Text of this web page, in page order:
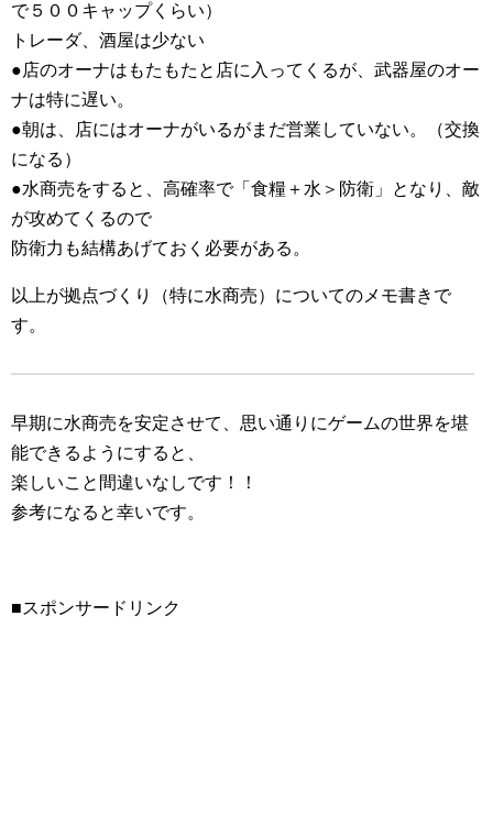
で５００キャップくらい）
トレーダ、酒屋は少ない
●店のオーナはもたもたと店に入ってくるが、武器屋のオー
ナは特に遅い。
●朝は、店にはオーナがいるがまだ営業していない。（交換
になる）
●水商売をすると、高確率で「食糧＋水＞防衛」となり、敵
が攻めてくるので
防衛力も結構あげておく必要がある。
以上が拠点づくり（特に水商売）についてのメモ書きで
す。
早期に水商売を安定させて、思い通りにゲームの世界を堪
能できるようにすると、
楽しいこと間違いなしです！！
参考になると幸いです。
■スポンサードリンク